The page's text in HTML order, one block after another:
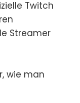
Twitch
Streamer
wie man